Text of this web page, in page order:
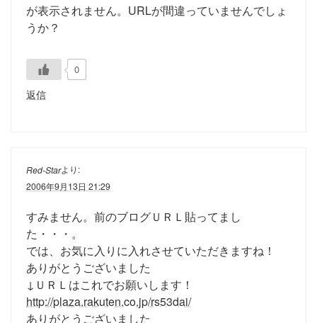
が表示されません。URLが間違っていませんでしょ
うか？
0
返信
Red-Starより:
2006年9月13日 21:29
すみません。前のブログＵＲＬ貼ってまし
た・・・。
では、お気に入りに入れさせていただきますね！
ありがとうございました
↓ＵＲＬはこれでお願いします！
http://plaza.rakuten.co.jp/rs53dai/
ありがとうございました